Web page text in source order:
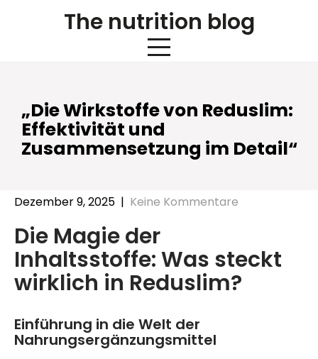
The nutrition blog
„Die Wirkstoffe von Reduslim:
Effektivität und
Zusammensetzung im Detail“
Dezember 9, 2025 | Keine Kommentare
Die Magie der
Inhaltsstoffe: Was steckt
wirklich in Reduslim?
Einführung in die Welt der
Nahrungsergänzungsmittel